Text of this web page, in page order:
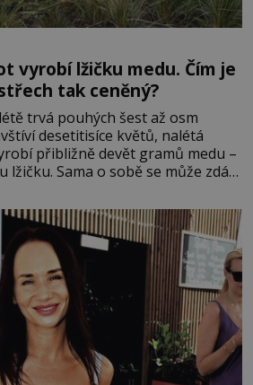
vyrobí lžičku medu. Čím je
tak ceněný?
trvá pouhých šest až osm
desetitisíce květů, nalétá
přibližně devět gramů medu –
lžičku. Sama o sobě se může zdát
vznikne jeden z